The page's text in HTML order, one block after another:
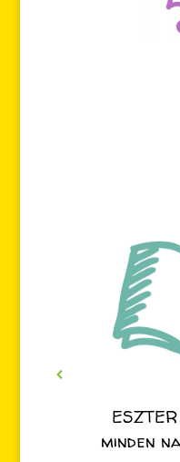
minden